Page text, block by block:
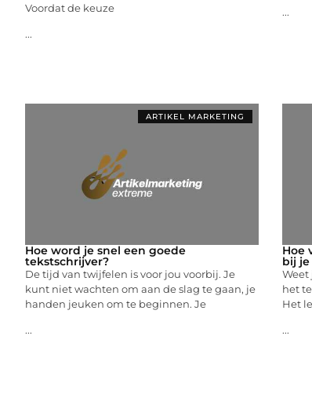
Voordat de keuze
...
...
ARTIKEL MARKETING
Hoe word je snel een goede
tekstschrijver?
De tijd van twijfelen is voor jou voorbij. Je
kunt niet wachten om aan de slag te gaan, je
handen jeuken om te beginnen. Je
...
Hoe
bij je
Weet
het
Het
...